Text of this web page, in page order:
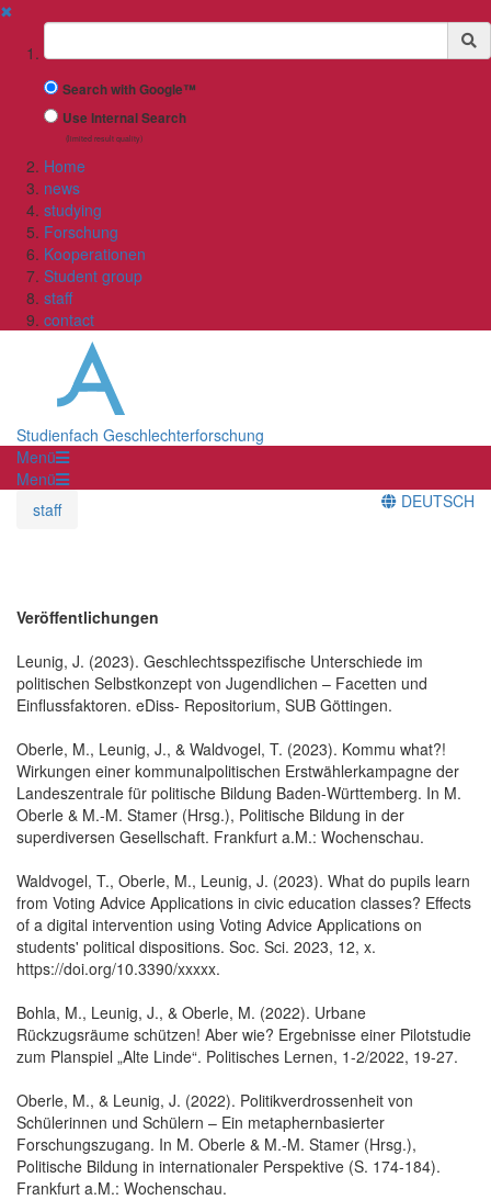
✖
Suchbegriff
Search with Google™
Use Internal Search
(limited result quality)
Home
news
studying
Forschung
Kooperationen
Student group
staff
contact
Studienfach Geschlechterforschung
Menü
Menü
staff
DEUTSCH
Veröffentlichungen
Leunig, J. (2023). Geschlechtsspezifische Unterschiede im
politischen Selbstkonzept von Jugendlichen – Facetten und
Einflussfaktoren. eDiss- Repositorium, SUB Göttingen.
Oberle, M., Leunig, J., & Waldvogel, T. (2023). Kommu what?!
Wirkungen einer kommunalpolitischen Erstwählerkampagne der
Landeszentrale für politische Bildung Baden-Württemberg. In M.
Oberle & M.-M. Stamer (Hrsg.), Politische Bildung in der
superdiversen Gesellschaft. Frankfurt a.M.: Wochenschau.
Waldvogel, T., Oberle, M., Leunig, J. (2023). What do pupils learn
from Voting Advice Applications in civic education classes? Effects
of a digital intervention using Voting Advice Applications on
students' political dispositions. Soc. Sci. 2023, 12, x.
https://doi.org/10.3390/xxxxx.
Bohla, M., Leunig, J., & Oberle, M. (2022). Urbane
Rückzugsräume schützen! Aber wie? Ergebnisse einer Pilotstudie
zum Planspiel „Alte Linde“. Politisches Lernen, 1-2/2022, 19-27.
Oberle, M., & Leunig, J. (2022). Politikverdrossenheit von
Schülerinnen und Schülern – Ein metaphernbasierter
Forschungszugang. In M. Oberle & M.-M. Stamer (Hrsg.),
Politische Bildung in internationaler Perspektive (S. 174-184).
Frankfurt a.M.: Wochenschau.